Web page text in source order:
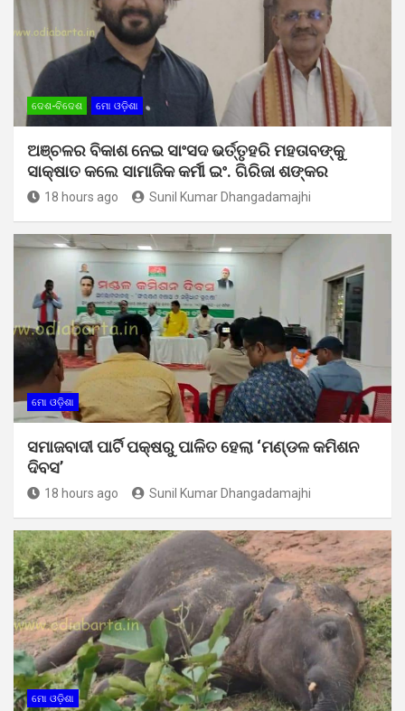
ଦେଶ-ବିଦେଶ ମୋ ଓଡ଼ିଶା
ଅଞ୍ଚଳର ବିକାଶ ନେଇ ସାଂସଦ ଭର୍ତ୍ତୃହରି ମହତାବଙ୍କୁ
ସାକ୍ଷାତ କଲେ ସାମାଜିକ କର୍ମୀ ଇଂ. ଗିରିଜା ଶଙ୍କର
18 hours ago Sunil Kumar Dhangadamajhi
ମୋ ଓଡ଼ିଶା
ସମାଜବାଦୀ ପାର୍ଟି ପକ୍ଷରୁ ପାଳିତ ହେଲା ‘ମଣ୍ଡଳ କମିଶନ
ଦିବସ’
18 hours ago Sunil Kumar Dhangadamajhi
ମୋ ଓଡ଼ିଶା